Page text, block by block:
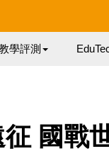
學評測
征 國戰